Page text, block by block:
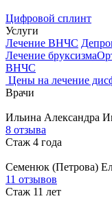
Цифровой сплинт
Услуги
Лечение ВНЧС
Лечение бруксизма
ВНЧС
Цены на лечение
Врачи
Ильина Александра
8 отзыва
Стаж 4 года
Семенюк (Петрова)
11 отзывов
Стаж 11 лет